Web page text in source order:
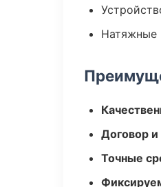
Натяжные
Договор
Точные